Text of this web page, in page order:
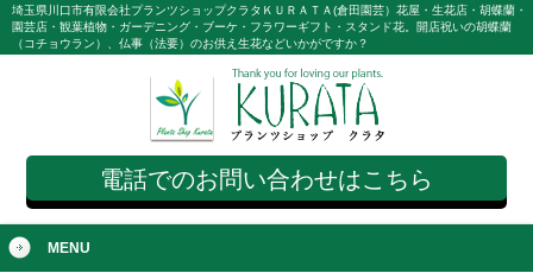
埼玉県川口市有限会社プランツショップクラタＫＵＲＡＴＡ(倉田園芸）花屋・生花店・胡蝶蘭・
園芸店・観葉植物・ガーデニング・ブーケ・フラワーギフト・スタンド花。開店祝いの胡蝶蘭
（コチョウラン）、仏事（法要）のお供え生花などいかがですか？
電話でのお問い合わせはこちら
MENU